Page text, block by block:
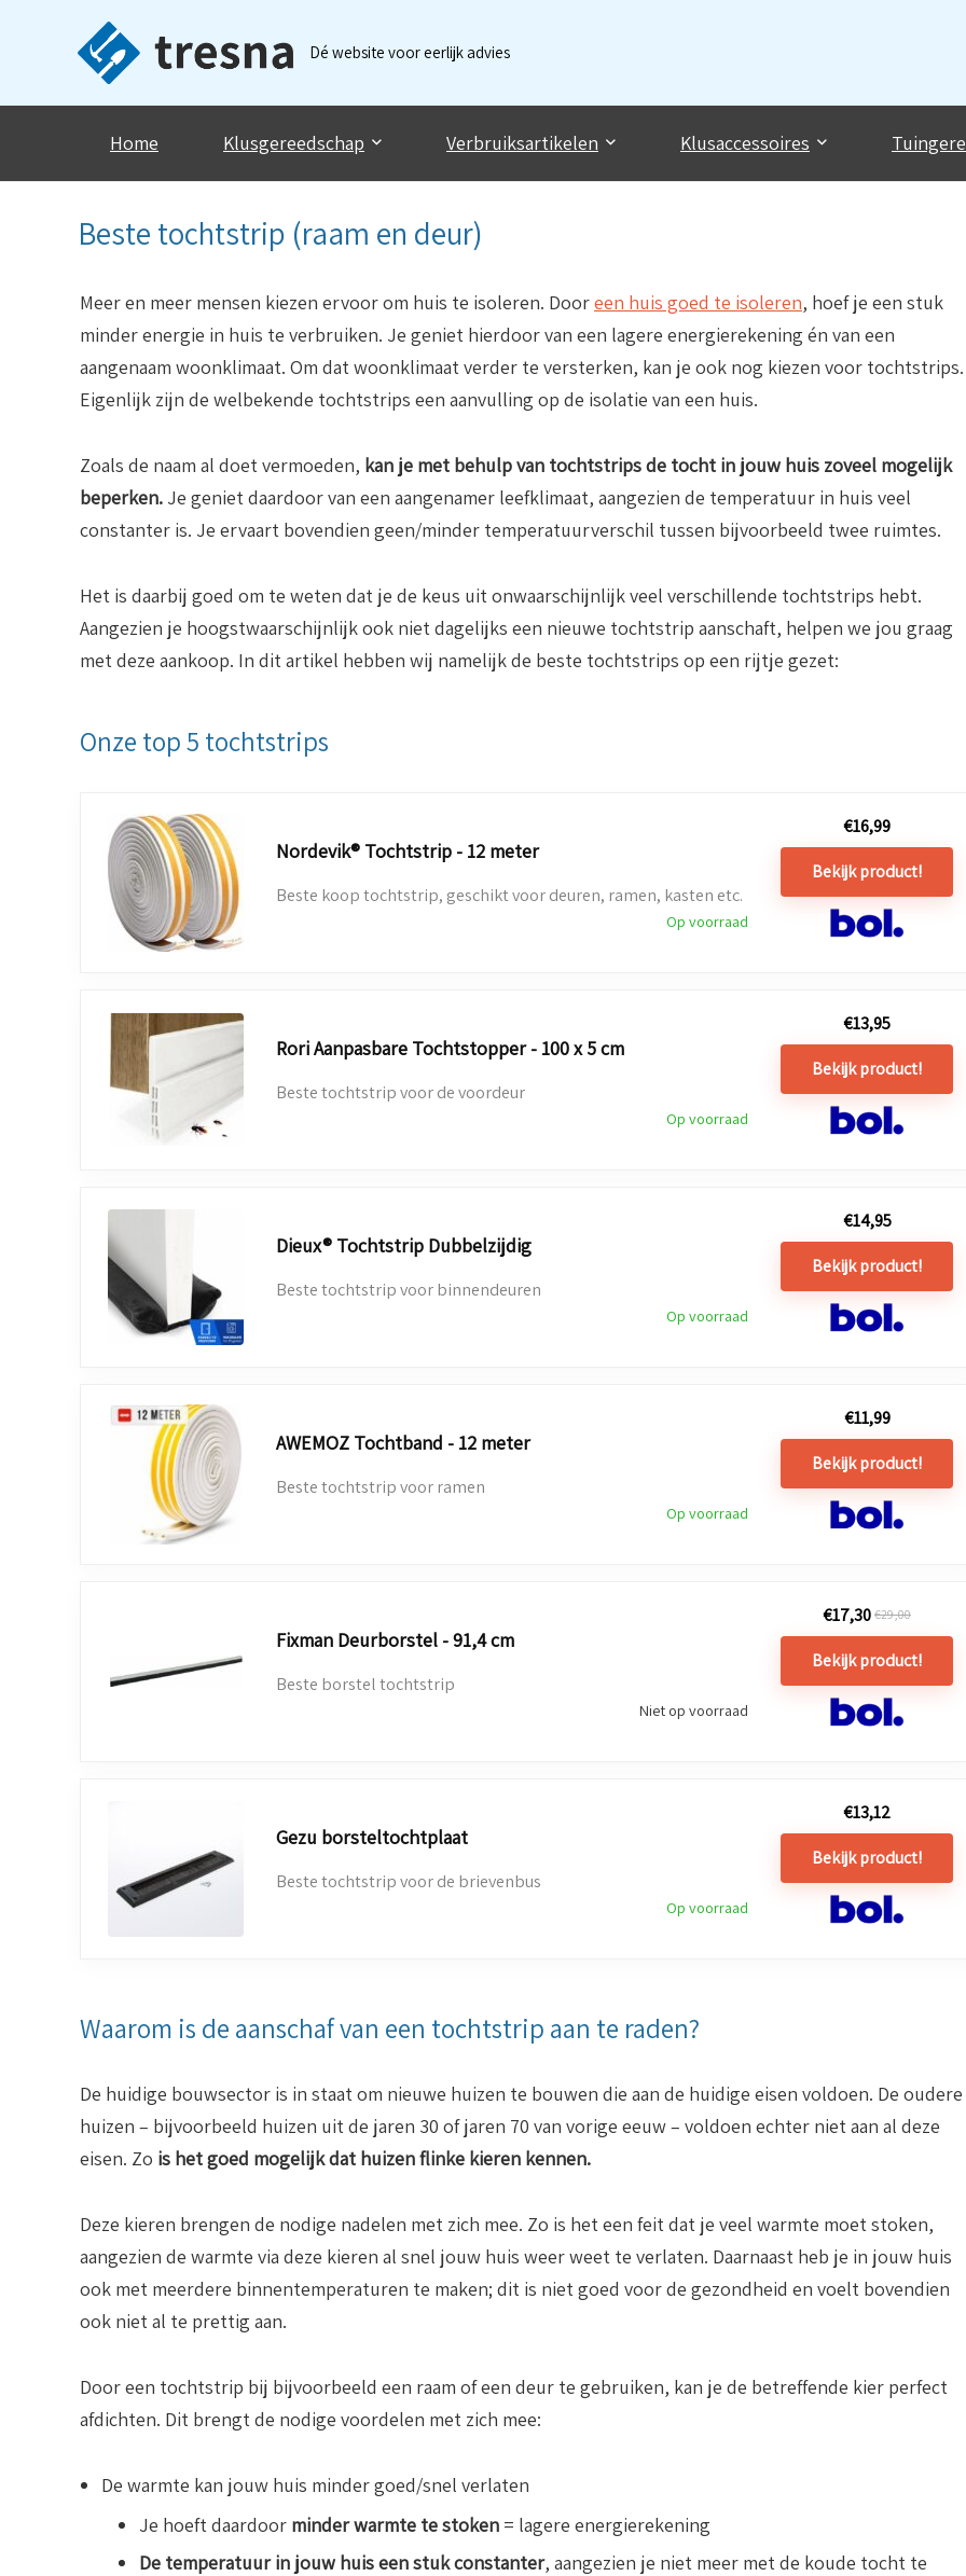
Dé website voor eerlijk advies
Home Klusgereedschap Verbruiksartikelen Klusaccessoires
Beste tochtstrip (raam en deur)
Meer en meer mensen kiezen ervoor om huis te isoleren. Dooreen huis goed te isoleren, hoef je een stuk
minder energie in huis te verbruiken. Je geniet hierdoor van een lagere energierekening én van een
aangenaam woonklimaat. Om dat woonklimaat verder te versterken, kan je ook nog kiezen voor tochtstrips.
Eigenlijk zijn de welbekende tochtstrips een aanvulling op de isolatie van een huis.
Zoals de naam al doet vermoeden, kan je met behulp van tochtstrips de tocht in jouw huis zoveel mogelijk
beperken. Je geniet daardoor van een aangenamer leefklimaat, aangezien de temperatuur in huis veel
constanter is. Je ervaart bovendien geen/minder temperatuurverschil tussen bijvoorbeeld twee ruimtes.
Het is daarbij goed om te weten dat je de keus uit onwaarschijnlijk veel verschillende tochtstrips hebt.
Aangezien je hoogstwaarschijnlijk ook niet dagelijks een nieuwe tochtstrip aanschaft, helpen we jou graag
met deze aankoop. In dit artikel hebben wij namelijk de beste tochtstrips op een rijtje gezet:
Onze top 5 tochtstrips
Nordevik® Tochtstrip - 12 meter
Beste koop tochtstrip, geschikt voor deuren, ramen, kasten etc.
Op voorraad
€16,99
Bekijk product!
Rori Aanpasbare Tochtstopper - 100 x 5 cm
Beste tochtstrip voor de voordeur
Op voorraad
€13,95
Bekijk product!
Dieux® Tochtstrip Dubbelzijdig
Beste tochtstrip voor binnendeuren
Op voorraad
€14,95
Bekijk product!
AWEMOZ Tochtband - 12 meter
Beste tochtstrip voor ramen
Op voorraad
€11,99
Bekijk product!
Fixman Deurborstel - 91,4 cm
Beste borstel tochtstrip
Niet op voorraad
€17,30 €29,00
Bekijk product!
Gezu borsteltochtplaat
Beste tochtstrip voor de brievenbus
Op voorraad
€13,12
Bekijk product!
Waarom is de aanschaf van een tochtstrip aan te raden?
De huidige bouwsector is in staat om nieuwe huizen te bouwen die aan de huidige eisen voldoen. De oudere
huizen – bijvoorbeeld huizen uit de jaren 30 of jaren 70 van vorige eeuw – voldoen echter niet aan al deze
eisen. Zo is het goed mogelijk dat huizen flinke kieren kennen.
Deze kieren brengen de nodige nadelen met zich mee. Zo is het een feit dat je veel warmte moet stoken,
aangezien de warmte via deze kieren al snel jouw huis weer weet te verlaten. Daarnaast heb je in jouw huis
ook met meerdere binnentemperaturen te maken; dit is niet goed voor de gezondheid en voelt bovendien
ook niet al te prettig aan.
Door een tochtstrip bij bijvoorbeeld een raam of een deur te gebruiken, kan je de betreffende kier perfect
afdichten. Dit brengt de nodige voordelen met zich mee:
De warmte kan jouw huis minder goed/snel verlaten
Je hoeft daardoor minder warmte te stoken = lagere energierekening
De temperatuur in jouw huis een stuk constanter, aangezien je niet meer met de koude tocht te